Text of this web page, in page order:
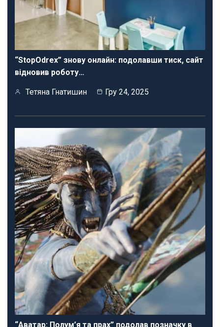
“StopOdrex” знову онлайн: подолавши тиск, сайт
відновив роботу…
Тетяна Гнатишин Гру 24, 2025
“Аватар: Полум’я та прах” подолав позначку в